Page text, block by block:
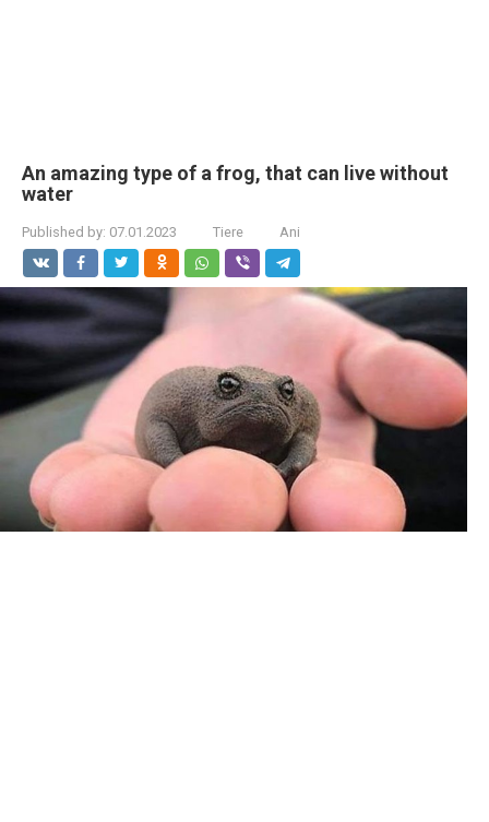
An amazing type of a frog, that can live without
water
Published by: 07.01.2023 Tiere Ani